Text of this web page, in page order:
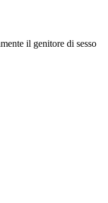
il genitore di sesso